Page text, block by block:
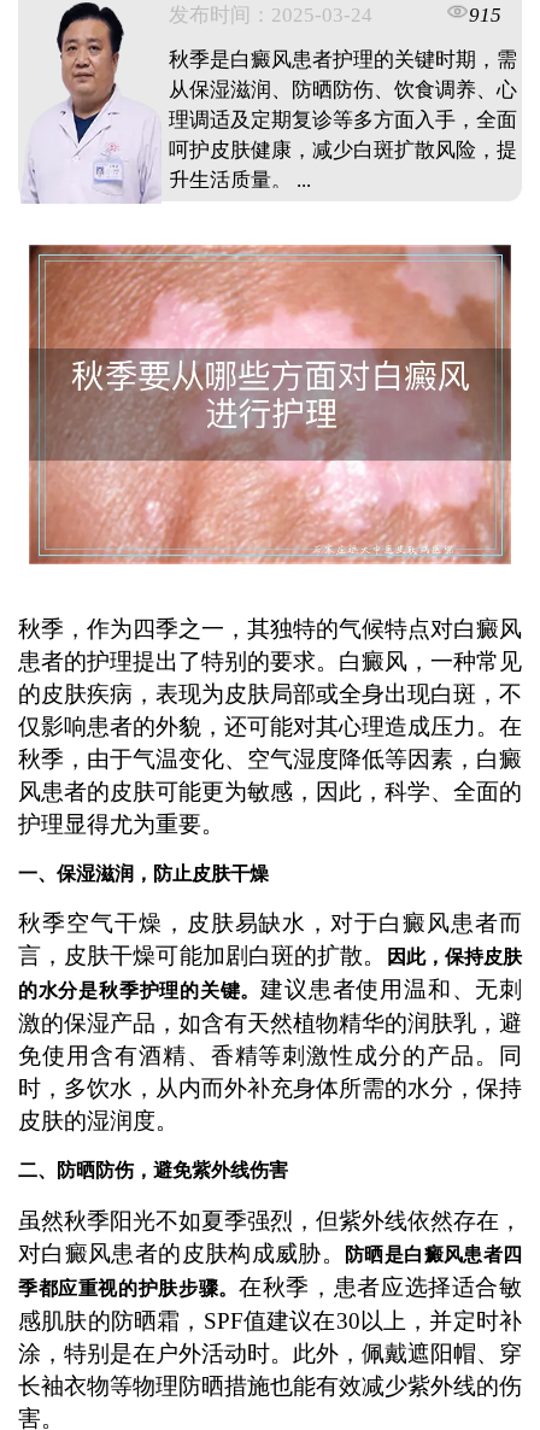
发布时间：2025-03-24
915
秋季是白癜风患者护理的关键时期，需
从保湿滋润、防晒防伤、饮食调养、心
理调适及定期复诊等多方面入手，全面
呵护皮肤健康，减少白斑扩散风险，提
升生活质量。 ...
秋季，作为四季之一，其独特的气候特点对白癜风
患者的护理提出了特别的要求。白癜风，一种常见
的皮肤疾病，表现为皮肤局部或全身出现白斑，不
仅影响患者的外貌，还可能对其心理造成压力。在
秋季，由于气温变化、空气湿度降低等因素，白癜
风患者的皮肤可能更为敏感，因此，科学、全面的
护理显得尤为重要。
一、保湿滋润，防止皮肤干燥
秋季空气干燥，皮肤易缺水，对于白癜风患者而
言，皮肤干燥可能加剧白斑的扩散。
因此，保持皮肤
的水分是秋季护理的关键。 建议患者使用温和、无刺
激的保湿产品，如含有天然植物精华的润肤乳，避
免使用含有酒精、香精等刺激性成分的产品。同
时，多饮水，从内而外补充身体所需的水分，保持
皮肤的湿润度。
二、防晒防伤，避免紫外线伤害
虽然秋季阳光不如夏季强烈，但紫外线依然存在，
对白癜风患者的皮肤构成威胁。
防晒是白癜风患者四
季都应重视的护肤步骤。 在秋季，患者应选择适合敏
感肌肤的防晒霜，SPF值建议在30以上，并定时补
涂，特别是在户外活动时。此外，佩戴遮阳帽、穿
长袖衣物等物理防晒措施也能有效减少紫外线的伤
害。